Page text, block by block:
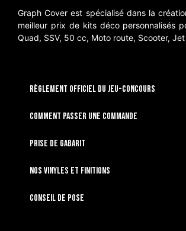
Graph Cover est spécialisé dans la
meilleur prix de kits déco personnalisés
Quad, SSV, 50 cc, Moto route, Scooter,
RÈGLEMENT OFFICIEL DU JEU-CONCOURS
Comment passer une commande
Prise de gabarit
Nos vinyles et finitions
Conseil de pose